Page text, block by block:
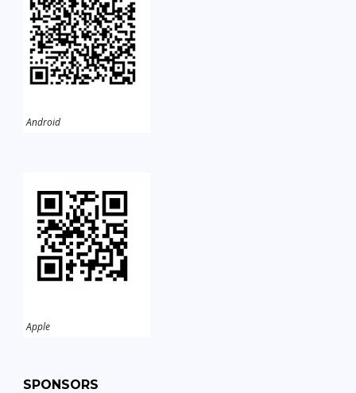
Android
Apple
SPONSORS